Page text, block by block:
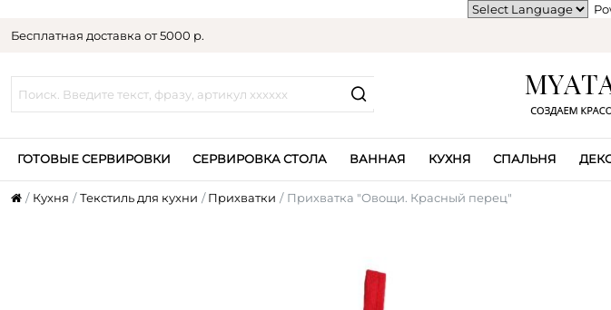
Бесплатная доставка от 5000 р.
ГОТОВЫЕ СЕРВИРОВКИ СЕРВИРОВКА СТОЛА ВАННАЯ КУХНЯ СПАЛЬНЯ
Кухня Текстиль для кухни Прихватки Прихватка "Овощи. Красный перец"